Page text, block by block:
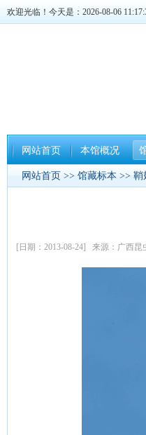
欢迎光临！今天是：2026-08-06
网站首页 本馆概况
网站首页 >> 馆藏标本 >> 鞘
[日期：2013-08-24] 来源：广西